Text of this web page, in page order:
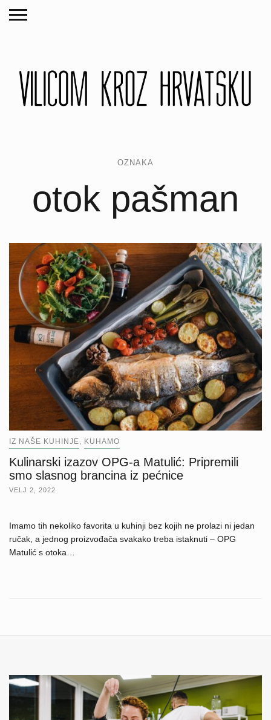
OZNAKA
otok pašman
IZ NAŠE KUHINJE KUHAMO
Kulinarski izazov OPG-a Matulić: Pripremili
smo slasnog brancina iz pećnice
VELJ 2, 2022
Imamo tih nekoliko favorita u kuhinji bez kojih ne prolazi ni jedan
ručak, a jednog proizvođača svakako treba istaknuti – OPG
Matulić s otoka…